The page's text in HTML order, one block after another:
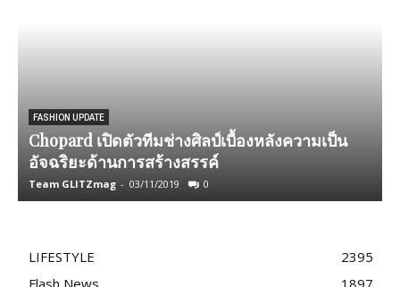
FASHION UPDATE
Chopard เปิดตัวทีมช่างศิลป์เบื้องหลังความเป็น
อัจฉริยะด้านการสร้างสรรค์
Team GLITZmag - 03/11/2019 0
LIFESTYLE
2395
Flash News
1897